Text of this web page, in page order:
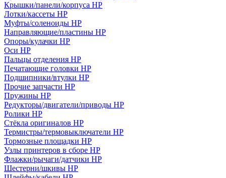
Крышки/панели/корпуса HP
Лотки/кассеты HP
Муфты/соленоиды HP
Направляющие/пластины HP
Опоры/кулачки HP
Оси HP
Пальцы отделения HP
Печатающие головки HP
Подшипники/втулки HP
Прочие запчасти HP
Пружины HP
Редукторы/двигатели/приводы HP
Ролики HP
Стёкла оригиналов HP
Термистры/термовыключатели HP
Тормозные площадки HP
Узлы принтеров в сборе HP
Флажки/рычаги/датчики HP
Шестерни/шкивы HP